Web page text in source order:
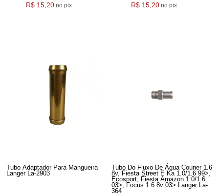
R$ 15,20 no pix R$ 15,20 no pix
Tubo Adaptador Para Mangueira
Langer La-2903
Tubo Do Fluxo De Água Courier 1.6
8v, Fiesta Street E Ka 1.0/1.6 99>,
Ecosport, Fiesta Amazon 1.0/1.6
03>, Focus 1.6 8v 03> Langer La-
364